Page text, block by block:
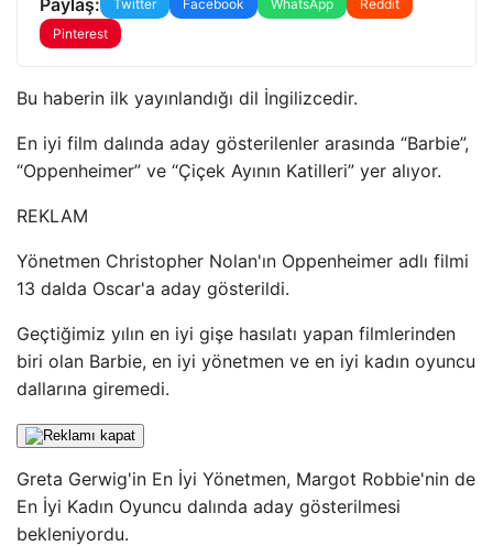
Twitter Facebook WhatsApp
Reddit
Pinterest
Bu haberin ilk yayınlandığı dil İngilizcedir.
En iyi film dalında aday gösterilenler arasında “Barbie”,
“Oppenheimer” ve “Çiçek Ayının Katilleri” yer alıyor.
REKLAM
Yönetmen Christopher Nolan'ın Oppenheimer adlı filmi
13 dalda Oscar'a aday gösterildi.
Geçtiğimiz yılın en iyi gişe hasılatı yapan filmlerinden
biri olan Barbie, en iyi yönetmen ve en iyi kadın oyuncu
dallarına giremedi.
Greta Gerwig'in En İyi Yönetmen, Margot Robbie'nin de
En İyi Kadın Oyuncu dalında aday gösterilmesi
bekleniyordu.